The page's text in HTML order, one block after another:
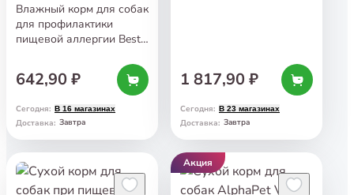
Влажный корм для собак
для профилактики
пищевой аллергии Best
Hypoallergenic Рубленое
мясо с индейкой и уткой
642,90 ₽
Сегодня: В 16 магазинах
Доставка: Завтра
1 817,90 ₽
Сегодня: В 23 магазинах
Доставка: Завтра
Акция